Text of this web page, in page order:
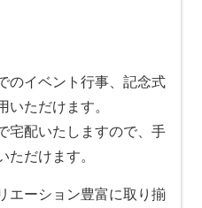
のイベント行事、記念式
ただけます。
宅配いたしますので、手
だけます。
エーション豊富に取り揃